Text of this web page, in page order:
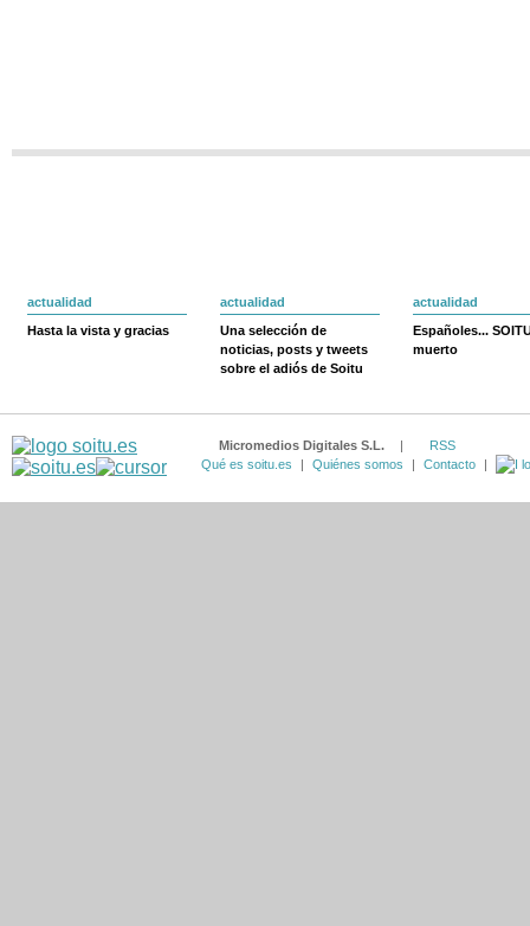
actualidad
Hasta la vista y gracias
actualidad
Una selección de
noticias, posts y tweets
sobre el adiós de Soitu
actualidad
Españoles...
muerto
Micromedios Digitales S.L. |
RSS
Qué es soitu.es
| Quiénes somos | Contacto |